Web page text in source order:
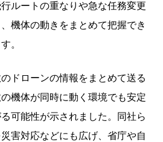
ルートの重なりや急な任務変更
機体の動きをまとめて把握でき
。
ドローンの情報をまとめて送る
機体が同時に動く環境でも安定
可能性が示されました。同社ら
害対応などにも広げ、省庁や自